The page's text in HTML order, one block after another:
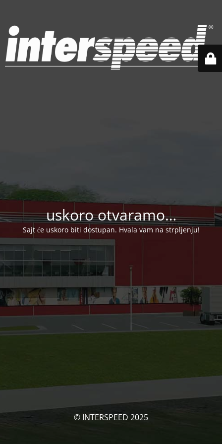
uskoro otvaramo…
Sajt će uskoro biti dostupan. Hvala vam na strpljenju!
© INTERSPEED 2025